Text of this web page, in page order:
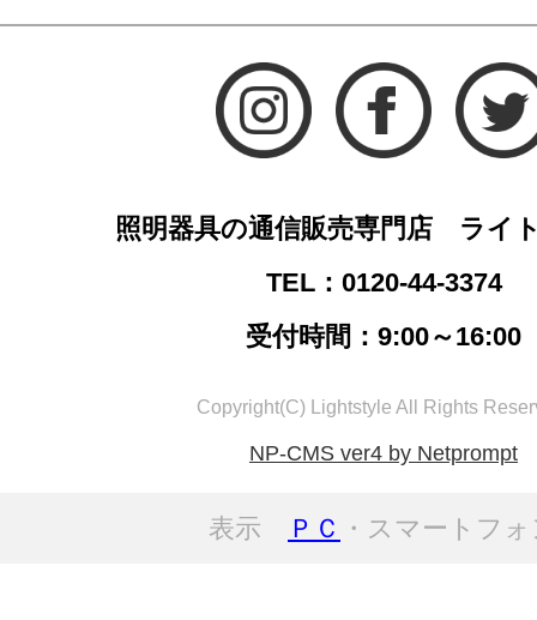
照明器具の通信販売専門店 ライ
TEL：0120-44-3374
受付時間：9:00～16:00
Copyright(C) Lightstyle All Rights
NP-CMS ver4 by Netprompt
表示 ＰＣ ・スマートフ